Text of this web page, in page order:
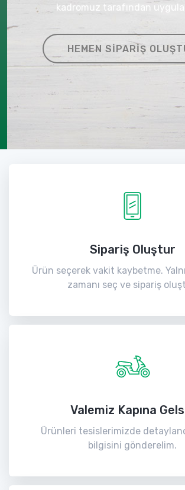
kadromuz tarafından
HEMEN SIPARIŞ
Sipariş Oluştur
Ürün seçerek vakit kaybetme.
zamanı seç ve sipariş
Valemiz Kapına
Ürünleri tesislerimizde
bilgisini gönderelim.